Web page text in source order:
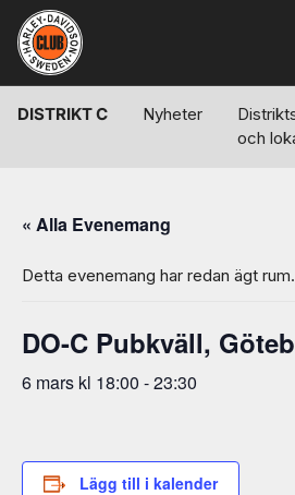
DISTRIKT C Nyheter
och
« Alla Evenemang
Detta evenemang har redan ägt rum.
DO-C Pubkväll,
6 mars kl 18:00 -23:30
Lägg till i kalender